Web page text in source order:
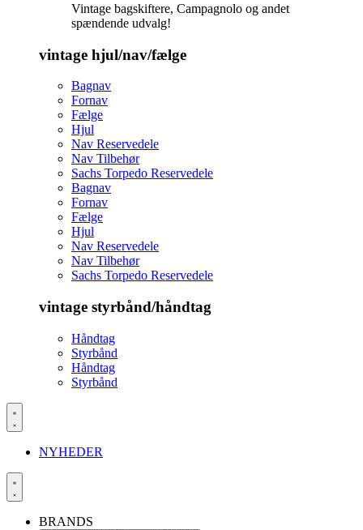
Vintage bagskiftere, Campagnolo og andet
spændende udvalg!
vintage hjul/nav/fælge
Bagnav
Fornav
Fælge
Hjul
Nav Reservedele
Nav Tilbehør
Sachs Torpedo Reservedele
Bagnav
Fornav
Fælge
Hjul
Nav Reservedele
Nav Tilbehør
Sachs Torpedo Reservedele
vintage styrbånd/håndtag
Håndtag
Styrbånd
Håndtag
Styrbånd
NYHEDER
BRANDS